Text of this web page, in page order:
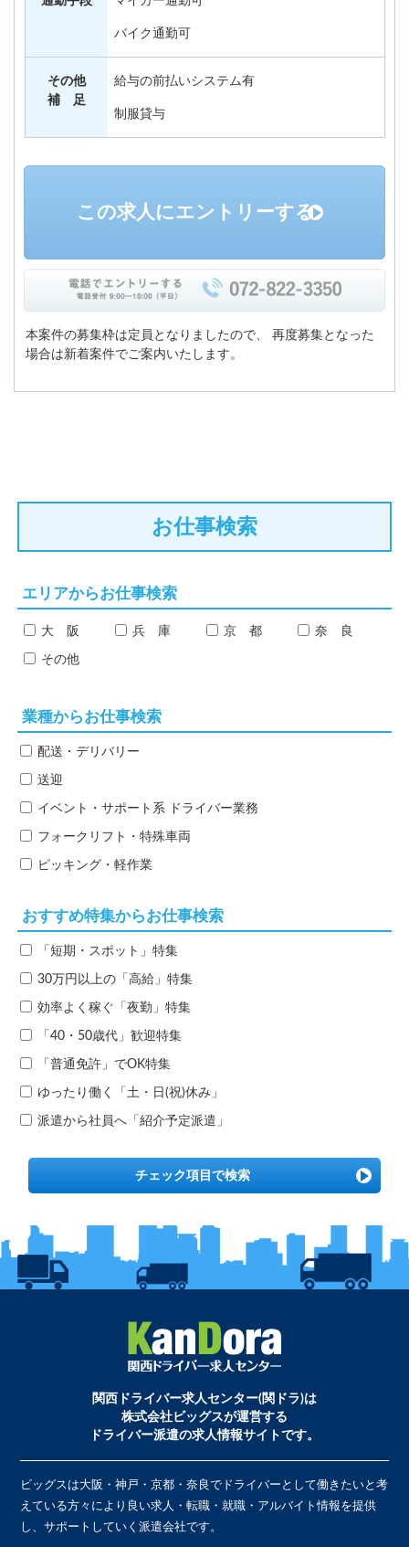
バイク通勤可
その他
補 足
給与の前払いシステム有
制服貸与
この求人にエントリーする
本案件の募集枠は定員となりましたので、
再度募集となった
場合は新着案件でご案内いたします。
お仕事検索
エリアからお仕事検索
大 阪 兵 庫 京 都 奈 良
その他
業種からお仕事検索
配送・デリバリー
送迎
イベント・サポート系 ドライバー業務
フォークリフト・特殊車両
ピッキング・軽作業
おすすめ特集からお仕事検索
「短期・スポット」特集
30万円以上の「高給」特集
効率よく稼ぐ「夜勤」特集
「40・50歳代」歓迎特集
「普通免許」でOK特集
ゆったり働く「土・日(祝)休み」
派遣から社員へ「紹介予定派遣」
チェック項目で検索
関西ドライバー求人センター(関ドラ)は
株式会社ビッグスが運営する
ドライバー派遣の求人情報サイトです。
ビッグスは大阪・神戸・京都・奈良でドライバーとして働きたいと考
えている方々により良い求人・転職・就職・アルバイト情報を提供
し、サポートしていく派遣会社です。